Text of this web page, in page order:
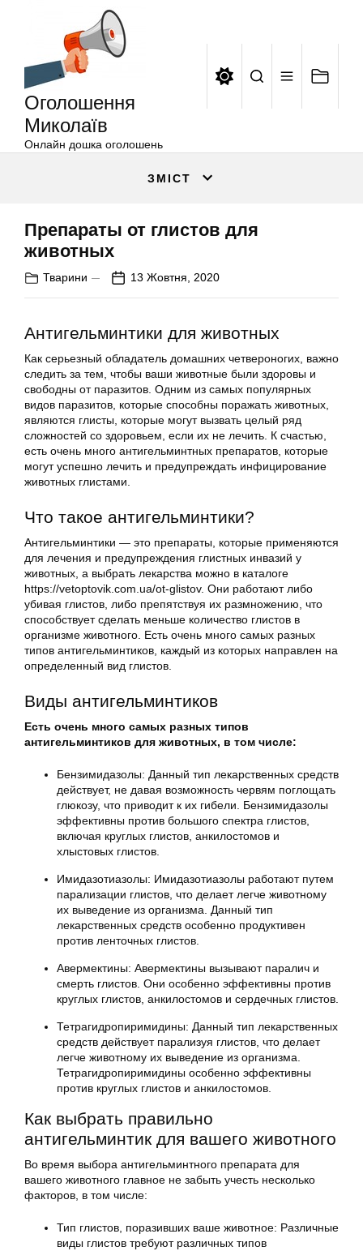
Оголошення
Миколаїв
Онлайн дошка оголошень
ЗМІСТ
Препараты от глистов для
животных
Тварини 13 Жовтня, 2020
Антигельминтики для животных
Как серьезный обладатель домашних четвероногих, важно
следить за тем, чтобы ваши животные были здоровы и
свободны от паразитов. Одним из самых популярных
видов паразитов, которые способны поражать животных,
являются глисты, которые могут вызвать целый ряд
сложностей со здоровьем, если их не лечить. К счастью,
есть очень много антигельминтных препаратов, которые
могут успешно лечить и предупреждать инфицирование
животных глистами.
Что такое антигельминтики?
Антигельминтики — это препараты, которые применяются
для лечения и предупреждения глистных инвазий у
животных, а выбрать лекарства можно в каталоге
https://vetoptovik.com.ua/ot-glistov. Они работают либо
убивая глистов, либо препятствуя их размножению, что
способствует сделать меньше количество глистов в
организме животного. Есть очень много самых разных
типов антигельминтиков, каждый из которых направлен на
определенный вид глистов.
Виды антигельминтиков
Есть очень много самых разных типов
антигельминтиков для животных, в том числе:
Бензимидазолы: Данный тип лекарственных средств
действует, не давая возможность червям поглощать
глюкозу, что приводит к их гибели. Бензимидазолы
эффективны против большого спектра глистов,
включая круглых глистов, анкилостомов и
хлыстовых глистов.
Имидазотиазолы: Имидазотиазолы работают путем
парализации глистов, что делает легче животному
их выведение из организма. Данный тип
лекарственных средств особенно продуктивен
против ленточных глистов.
Авермектины: Авермектины вызывают паралич и
смерть глистов. Они особенно эффективны против
круглых глистов, анкилостомов и сердечных глистов.
Тетрагидропиримидины: Данный тип лекарственных
средств действует парализуя глистов, что делает
легче животному их выведение из организма.
Тетрагидропиримидины особенно эффективны
против круглых глистов и анкилостомов.
Как выбрать правильно
антигельминтик для вашего животного
Во время выбора антигельминтного препарата для
вашего животного главное не забыть учесть несколько
факторов, в том числе:
Тип глистов, поразивших ваше животное: Различные
виды глистов требуют различных типов